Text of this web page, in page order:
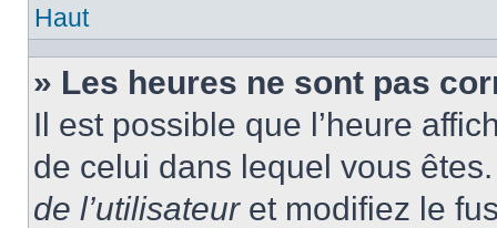
Haut
» Les heures ne sont pas
Il est possible que l’heure
de celui dans lequel vous
de l’utilisateuret modifiez le